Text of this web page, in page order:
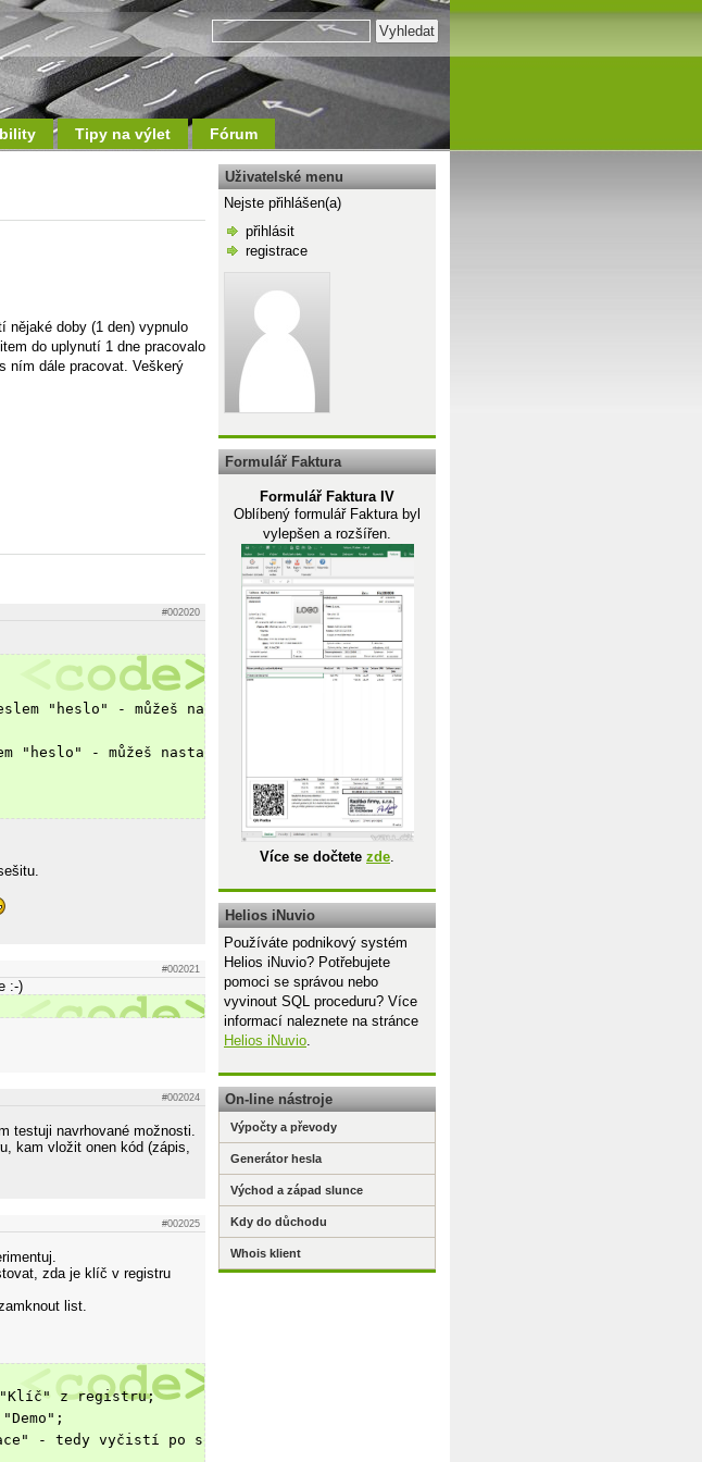
Tipy na výlet Fórum
nějaké doby (1 den) vypnulo
do uplynutí 1 dne pracovalo
ním dále pracovat. Veškerý
#002020
"heslo" - můžeš nastavit cokoliv
"heslo" - můžeš nastavit cokoliv
#002021
:-)
#002024
testuji navrhované možnosti.
kam vložit onen kód (zápis,
#002025
zda je klíč v registru
list.
"Klíč" z registru;
- tedy vyčistí po sobě.
Uživatelské menu
Nejste přihlášen(a)
přihlásit
registrace
Formulář Faktura
Formulář Faktura IV
Oblíbený formulář Faktura byl
vylepšen a rozšířen.
Více se dočtete zde.
Helios iNuvio
Používáte podnikový systém
Helios iNuvio? Potřebujete
pomoci se správou nebo
vyvinout SQL proceduru? Více
informací naleznete na stránce
Helios iNuvio.
On-line nástroje
Výpočty a převody
Generátor hesla
Východ a západ slunce
Kdy do důchodu
Whois klient